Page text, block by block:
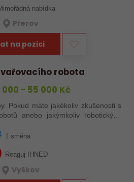
nabídka
Přerov
na pozici
robota
000 - 55 000 Kč
Pokud máte jakékoliv zkušenosti s
anebo jakýmkoliv robotickým,
tak se nám neváhejte
1 směna
Reaguj IHNED
Vyškov